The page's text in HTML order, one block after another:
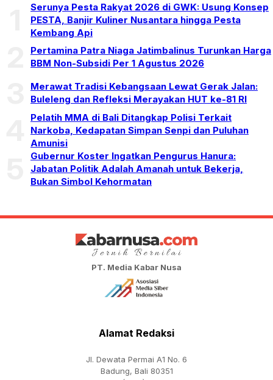
Serunya Pesta Rakyat 2026 di GWK: Usung Konsep
PESTA, Banjir Kuliner Nusantara hingga Pesta
Kembang Api
Pertamina Patra Niaga Jatimbalinus Turunkan Harga
BBM Non-Subsidi Per 1 Agustus 2026
Merawat Tradisi Kebangsaan Lewat Gerak Jalan:
Buleleng dan Refleksi Merayakan HUT ke-81 RI
Pelatih MMA di Bali Ditangkap Polisi Terkait
Narkoba, Kedapatan Simpan Senpi dan Puluhan
Amunisi
Gubernur Koster Ingatkan Pengurus Hanura:
Jabatan Politik Adalah Amanah untuk Bekerja,
Bukan Simbol Kehormatan
PT. Media Kabar Nusa
Alamat Redaksi
Jl. Dewata Permai A1 No. 6
Badung, Bali 80351